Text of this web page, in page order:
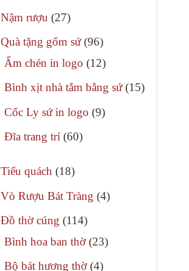
Nậm rượu 2727
phẩm
Quà tặng gốm sứ 9696
sản
Ấm chén in logo 1212
phẩm
Bình xịt nhà tắm bằng sứ 1515
Cốc Ly sứ in logo 99
Đĩa trang trí 6060
Tiểu quách 1818
phẩm
Vò Rượu Bát Tràng 44
Đồ thờ cúng 114114
sản
Bình hoa ban thờ 2323
Bộ bát hương thờ 44